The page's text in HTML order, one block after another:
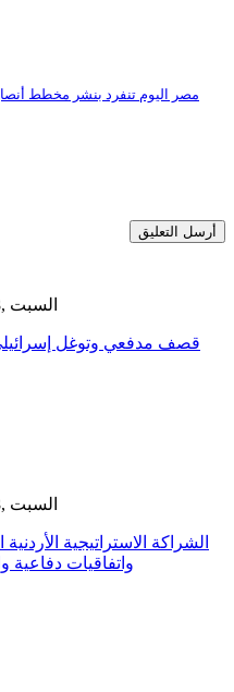
أرسل التعليق
GMT 22:07 2026 السبت ,08 آب / أغسطس
قصف مدفعي وتوغل
GMT 21:36 2026 السبت ,08 آب / أغسطس
الشراكة الاستراتيجية
واتفاقيات دفاعية